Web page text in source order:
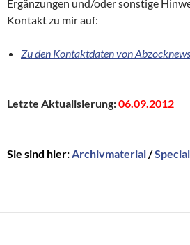
Ergänzungen und/oder sonstige
Kontakt zu mir auf:
Zu den Kontaktdaten von
Letzte Aktualisierung:06.09.2012
Sie sind hier:Archivmaterial/